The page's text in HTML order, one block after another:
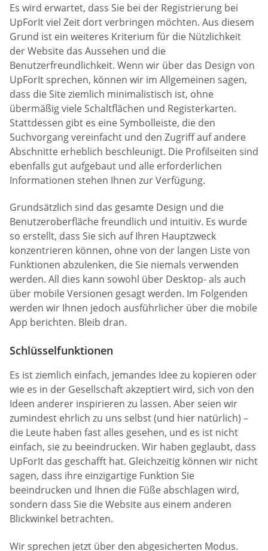
Es wird erwartet, dass Sie bei der Registrierung bei
UpForIt viel Zeit dort verbringen möchten. Aus diesem
Grund ist ein weiteres Kriterium für die Nützlichkeit
der Website das Aussehen und die
Benutzerfreundlichkeit. Wenn wir über das Design von
UpForIt sprechen, können wir im Allgemeinen sagen,
dass die Site ziemlich minimalistisch ist, ohne
übermäßig viele Schaltflächen und Registerkarten.
Stattdessen gibt es eine Symbolleiste, die den
Suchvorgang vereinfacht und den Zugriff auf andere
Abschnitte erheblich beschleunigt. Die Profilseiten sind
ebenfalls gut aufgebaut und alle erforderlichen
Informationen stehen Ihnen zur Verfügung.
Grundsätzlich sind das gesamte Design und die
Benutzeroberfläche freundlich und intuitiv. Es wurde
so erstellt, dass Sie sich auf Ihren Hauptzweck
konzentrieren können, ohne von der langen Liste von
Funktionen abzulenken, die Sie niemals verwenden
werden. All dies kann sowohl über Desktop- als auch
über mobile Versionen gesagt werden. Im Folgenden
werden wir Ihnen jedoch ausführlicher über die mobile
App berichten. Bleib dran.
Schlüsselfunktionen
Es ist ziemlich einfach, jemandes Idee zu kopieren oder
wie es in der Gesellschaft akzeptiert wird, sich von den
Ideen anderer inspirieren zu lassen. Aber seien wir
zumindest ehrlich zu uns selbst (und hier natürlich) –
die Leute haben fast alles gesehen, und es ist nicht
einfach, sie zu beeindrucken. Wir haben geglaubt, dass
UpForIt das geschafft hat. Gleichzeitig können wir nicht
sagen, dass ihre einzigartige Funktion Sie
beeindrucken und Ihnen die Füße abschlagen wird,
sondern dass Sie die Website aus einem anderen
Blickwinkel betrachten.
Wir sprechen jetzt über den abgesicherten Modus.